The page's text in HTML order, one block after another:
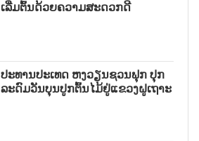
ເລີ່ມຕົ້ນດ້ວຍຄວາມສະດວກດີ
ປະທານປະເທດ ຫງວຽນຊວນຟຸກ ປຸກ
ລະດົມວັນບຸນປູກຕົ້ນໄມ້ຢູ່ແຂວງຝູເຖາະ